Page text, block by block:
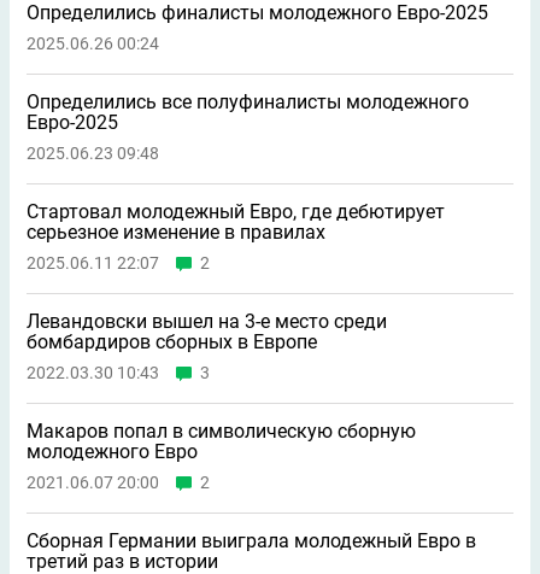
Определились финалисты молодежного Евро-2025
2025.06.26 00:24
Определились все полуфиналисты молодежного
Евро-2025
2025.06.23 09:48
Стартовал молодежный Евро, где дебютирует
серьезное изменение в правилах
2025.06.11 22:07 2
Левандовски вышел на 3-е место среди
бомбардиров сборных в Европе
2022.03.30 10:43 3
Макаров попал в символическую сборную
молодежного Евро
2021.06.07 20:00 2
Сборная Германии выиграла молодежный Евро в
третий раз в истории